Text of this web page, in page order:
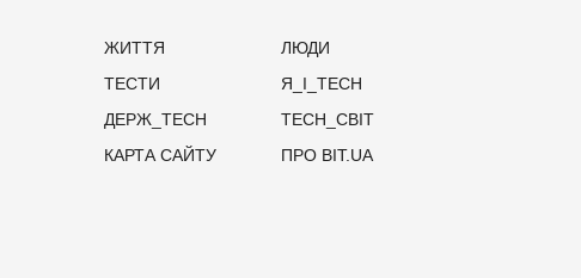
ЖИТТЯ
ЛЮДИ
ТЕСТИ
Я_І_TECH
ДЕРЖ_TECH
TECH_СВІТ
КАРТА САЙТУ
ПРО BIT.UA